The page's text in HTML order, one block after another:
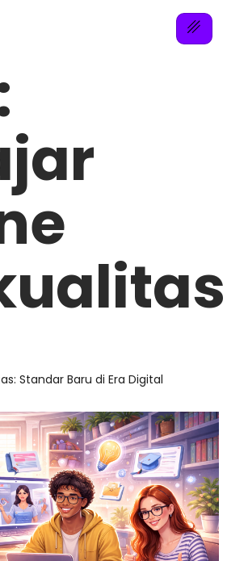
Standar Baru di Era Digital